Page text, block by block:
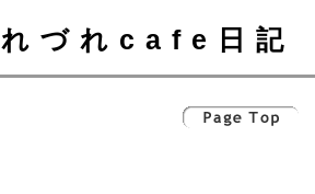
づれcafe日記